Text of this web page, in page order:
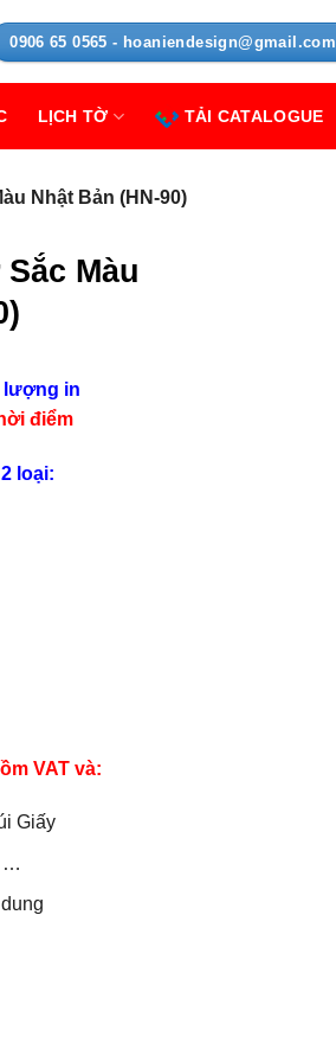
0906 65 0565 - hoaniendesign@gmail.com
LỊCH TỜ TẢI CATALOGUE
Nhật Bản (HN-90)
Màu
lượng in
điểm
loại:
VAT và:
Giấy
…